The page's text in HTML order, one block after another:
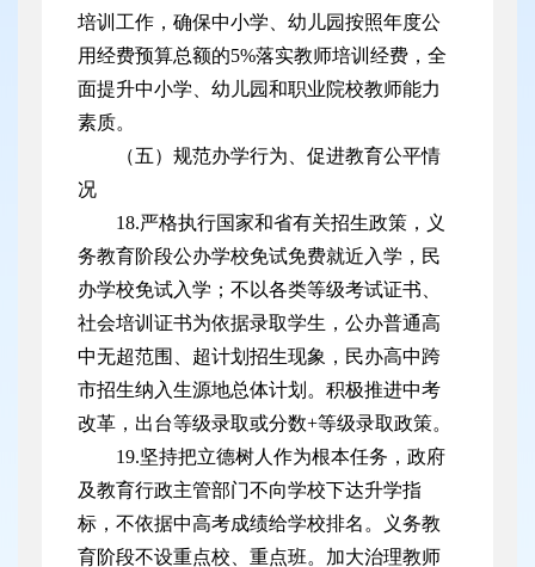
培训工作，确保中小学、幼儿园按照年度公
用经费预算总额的5%落实教师培训经费，全
面提升中小学、幼儿园和职业院校教师能力
素质。
（五）规范办学行为、促进教育公平情
况
18.严格执行国家和省有关招生政策，义
务教育阶段公办学校免试免费就近入学，民
办学校免试入学；不以各类等级考试证书、
社会培训证书为依据录取学生，公办普通高
中无超范围、超计划招生现象，民办高中跨
市招生纳入生源地总体计划。积极推进中考
改革，出台等级录取或分数+等级录取政策。
19.坚持把立德树人作为根本任务，政府
及教育行政主管部门不向学校下达升学指
标，不依据中高考成绩给学校排名。义务教
育阶段不设重点校、重点班。加大治理教师